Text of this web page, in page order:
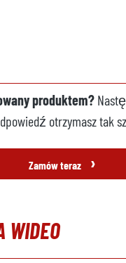
produktem?
otrzymasz tak
Zamów teraz ›
WIDEO